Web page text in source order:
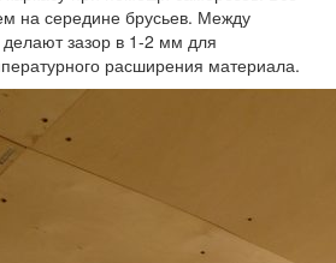
на середине брусьев. Между
зазор в 1-2 мм для
расширения материала.